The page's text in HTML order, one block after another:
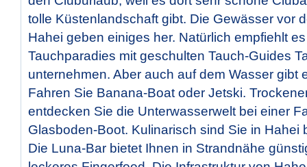
tolle Küstenlandschaft gibt. Die Gewässer vor
Hahei geben einiges her. Natürlich empfiehlt
Tauchparadies mit geschulten Tauch-Guides
unternehmen. Aber auch auf dem Wasser gibt
Fahren Sie Banana-Boat oder Jetski.
entdecken Sie die Unterwasserwelt bei einer
Glasboden-Boot. Kulinarisch sind Sie in Hahei
Die Luna-Bar bietet Ihnen in Strandnähe